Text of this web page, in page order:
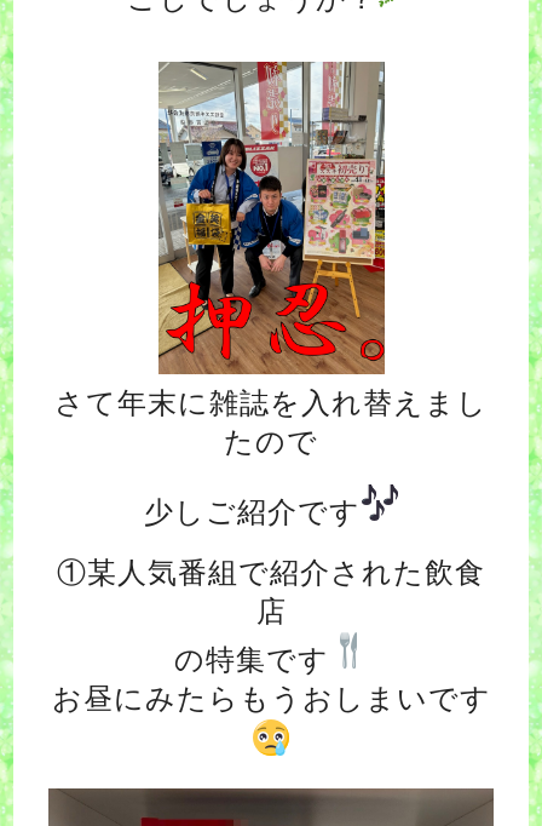
さて年末に雑誌を入れ替えまし
たので
少しご紹介です
①某人気番組で紹介された飲食
店
の特集です
お昼にみたらもうおしまいです